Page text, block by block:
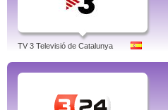
TV 3 Televisió de Catalunya